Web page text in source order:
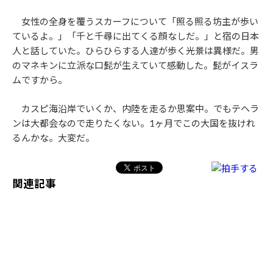
女性の全身を覆うスカーフについて「照る照る坊主が歩い
ているよ。」「千と千尋に出てくる顔なしだ。」と宿の日本
人と話していた。ひらひらする人達が歩く光景は異様だ。男
のマネキンに立派な口髭が生えていて感動した。髭がイスラ
ムですから。
カスピ海沿岸でいくか、内陸を走るか思案中。でもテヘラ
ンは大都会なので走りたくない。1ヶ月でこの大国を抜けれ
るんかな。大変だ。
関連記事